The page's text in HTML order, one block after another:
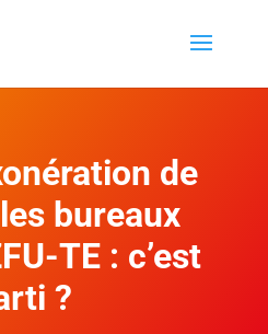
de
bureaux
TE : c’est
?